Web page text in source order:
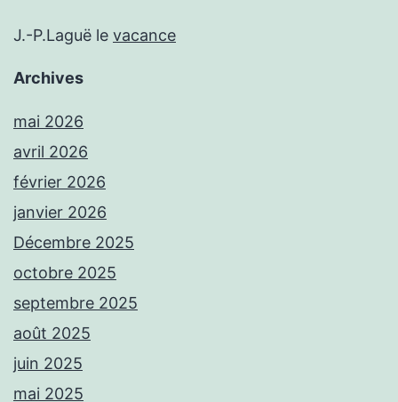
J.-P.Laguë le vacance
Archives
mai 2026
avril 2026
février 2026
janvier 2026
Décembre 2025
octobre 2025
septembre 2025
août 2025
juin 2025
mai 2025